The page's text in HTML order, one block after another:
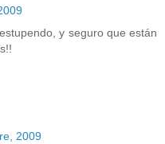
y seguro que están
2009